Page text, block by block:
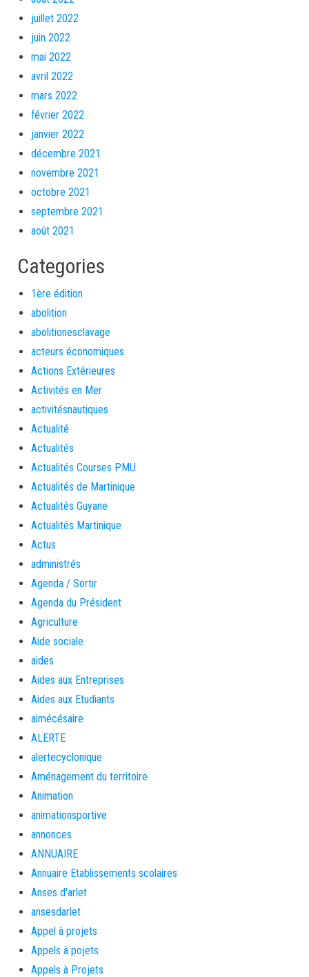
juillet 2022
juin 2022
mai 2022
avril 2022
mars 2022
février 2022
janvier 2022
décembre 2021
novembre 2021
octobre 2021
septembre 2021
août 2021
Categories
1ère édition
abolition
abolitionesclavage
acteurs économiques
Actions Extérieures
Activités en Mer
activitésnautiques
Actualité
Actualités
Actualités Courses PMU
Actualités de Martinique
Actualités Guyane
Actualités Martinique
Actus
administrés
Agenda / Sortir
Agenda du Président
Agriculture
Aide sociale
aides
Aides aux Entreprises
Aides aux Etudiants
aimécésaire
ALERTE
alertecyclonique
Aménagement du territoire
Animation
animationsportive
annonces
ANNUAIRE
Annuaire Etablissements scolaires
Anses d'arlet
ansesdarlet
Appel à projets
Appels à pojets
Appels à Projets